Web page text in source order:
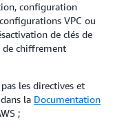
configuration
VPC ou
de clés de
de chiffrement
les directives et
la Documentation
;